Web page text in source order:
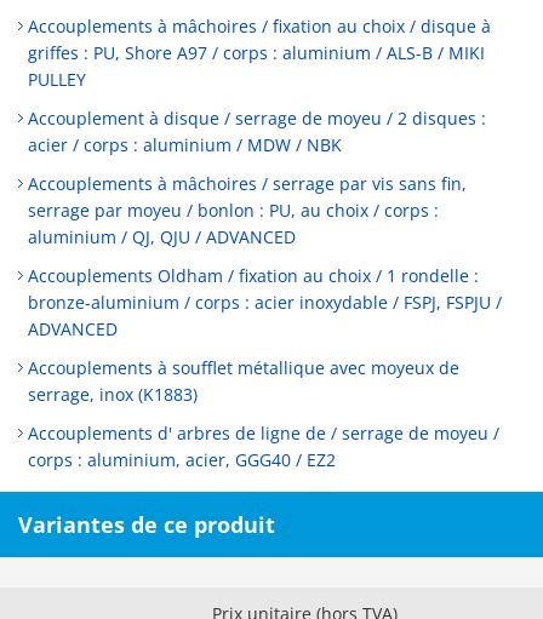
Accouplements à mâchoires / fixation au choix / disque à
griffes : PU, Shore A97 / corps : aluminium / ALS-B / MIKI
PULLEY
Accouplement à disque / serrage de moyeu / 2 disques :
acier / corps : aluminium / MDW / NBK
Accouplements à mâchoires / serrage par vis sans fin,
serrage par moyeu / bonlon : PU, au choix / corps :
aluminium / QJ, QJU / ADVANCED
Accouplements Oldham / fixation au choix / 1 rondelle :
bronze-aluminium / corps : acier inoxydable / FSPJ, FSPJU /
ADVANCED
Accouplements à soufflet métallique avec moyeux de
serrage, inox (K1883)
Accouplements d' arbres de ligne de / serrage de moyeu /
corps : aluminium, acier, GGG40 / EZ2
Variantes de ce produit
Prix unitaire (hors TVA)